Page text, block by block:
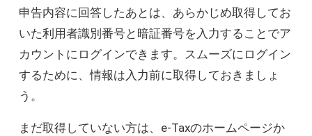
申告内容に回答したあとは、あらかじめ取得してお
いた利用者識別番号と暗証番号を入力することでア
カウントにログインできます。スムーズにログイン
するために、情報は入力前に取得しておきましょ
う。
まだ取得していない方は、e-Taxのホームページか